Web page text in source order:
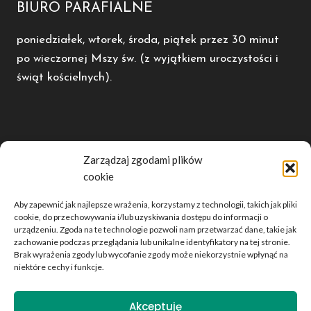
Zarządzaj zgodami plików
cookie
Aby zapewnić jak najlepsze wrażenia, korzystamy z technologii, takich jak pliki
cookie, do przechowywania i/lub uzyskiwania dostępu do informacji o
urządzeniu. Zgoda na te technologie pozwoli nam przetwarzać dane, takie jak
zachowanie podczas przeglądania lub unikalne identyfikatory na tej stronie.
Brak wyrażenia zgody lub wycofanie zgody może niekorzystnie wpłynąć na
niektóre cechy i funkcje.
Akceptuję
BIURO PARAFIALNE
poniedziałek, wtorek, środa, piątek przez 30 minut
po wieczornej Mszy św. (z wyjątkiem uroczystości i
świąt kościelnych).
Diecezja Kaliska
Dwutygodnik Opiekun
Telewizja domjozefa.tv
© 2026 Parafia Rzymskokatolicka św. Bartłomieja Ap. w